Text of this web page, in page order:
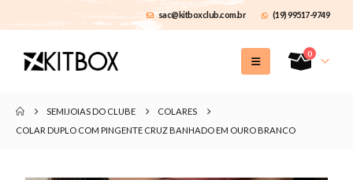
sac@kitboxclub.com.br (19) 99517-9749
0
SEMIJOIAS DO CLUBE
COLARES
COLAR DUPLO COM PINGENTE CRUZ BANHADO EM OURO BRANCO